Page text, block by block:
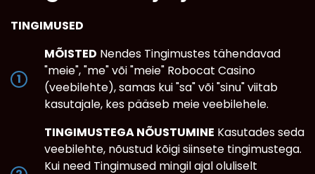
TINGIMUSED
MÕISTED Nendes Tingimustes tähendavad
"meie", "me" või "meie" Robocat Casino
(veebilehte), samas kui "sa" või "sinu" viitab
kasutajale, kes pääseb meie veebilehele.
TINGIMUSTEGA NÕUSTUMINE Kasutades seda
veebilehte, nõustud kõigi siinsete tingimustega.
Kui need Tingimused mingil ajal oluliselt